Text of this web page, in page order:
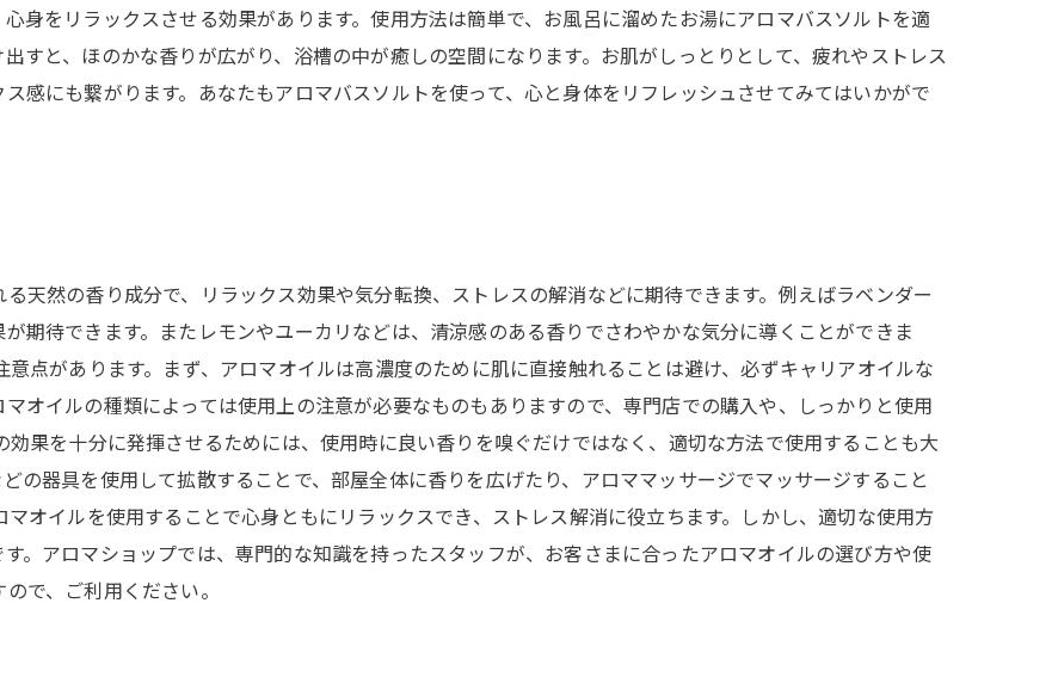
身をリラックスさせる効果があります。使用方法は簡単で、お風呂に溜めたお湯にアロマバスソルトを適
すと、ほのかな香りが広がり、浴槽の中が癒しの空間になります。お肌がしっとりとして、疲れやストレス
感にも繋がります。あなたもアロマバスソルトを使って、心と身体をリフレッシュさせてみてはいかがで
天然の香り成分で、リラックス効果や気分転換、ストレスの解消などに期待できます。例えばラベンダー
期待できます。またレモンやユーカリなどは、清涼感のある香りでさわやかな気分に導くことができま
点があります。まず、アロマオイルは高濃度のために肌に直接触れることは避け、必ずキャリアオイルな
オイルの種類によっては使用上の注意が必要なものもありますので、専門店での購入や、しっかりと使用
果を十分に発揮させるためには、使用時に良い香りを嗅ぐだけではなく、適切な方法で使用することも大
の器具を使用して拡散することで、部屋全体に香りを広げたり、アロママッサージでマッサージすること
オイルを使用することで心身ともにリラックスでき、ストレス解消に役立ちます。しかし、適切な使用方
。アロマショップでは、専門的な知識を持ったスタッフが、お客さまに合ったアロマオイルの選び方や使
で、ご利用ください。